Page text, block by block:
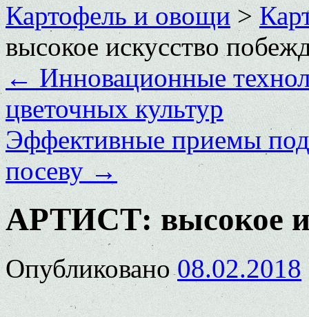
Картофель и овощи>
высокое искусство
←Инновационные
цветочных культур
Эффективные приемы
посеву→
АРТИСТ: высокое
Опубликовано 08.02.2018